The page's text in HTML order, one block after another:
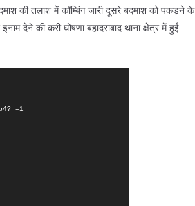
की तलाश में कॉम्बिंग जारी दूसरे बदमाश को पकड़ने के
देने की करी घोषणा बहादराबाद थाना क्षेत्र में हुई